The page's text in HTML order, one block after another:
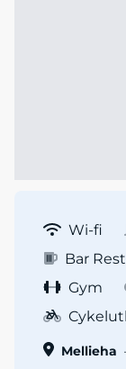
Wi-fi
Bar
Gym
Mellieha